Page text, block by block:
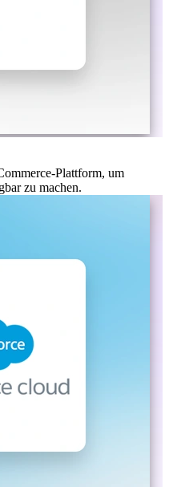
Plattform, um
zu machen.